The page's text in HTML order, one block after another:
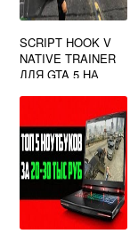
SCRIPT HOOK V
NATIVE TRAINER
ДЛЯ GTA 5 НА